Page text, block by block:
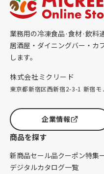
業務用の冷凍食品·食材·飲料
居酒屋・ダイニングバー・カ
します。
株式会社ミクリード
東京都新宿区西新宿2-3-1 新宿モ
企業情報
商品を探す
新商品セール品クーポン特集
デジタルカタログ一覧